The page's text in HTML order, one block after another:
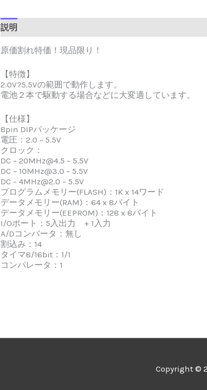
説明
原価割れ特価！現品限り！
【特徴】
2.0V?5.5Vの範囲で動作します。
電池２本で駆動する場合などに大変適しています。
【仕様】
8pin DIPパッケージ
電圧：2.0 – 5.5V
クロック：
DC – 20MHz@4.5 – 5.5V
DC – 10MHz@3.0 – 5.5V
DC – 4MHz@2.0 – 5.5V
プログラムメモリー(FLASH)：1K x 14ワード
データメモリー(RAM)：64 x 8バイト
データメモリー(EEPROM)：128 x 8バイト
I/Oポート：5入出力 + 1入力
A/Dコンバータ：無し
割込み：14
タイマ8/16bit：1/1
コンパレータ：1
Copyright ©